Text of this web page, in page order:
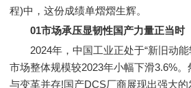
程)中，这份成绩单熠熠生辉。
01市场承压显韧性国产力量正当时
2024年，中国工业正处于“新旧动能
市场整体规模较2023年小幅下滑3.6%
与变革并存!国产DCS厂商展现出强大的